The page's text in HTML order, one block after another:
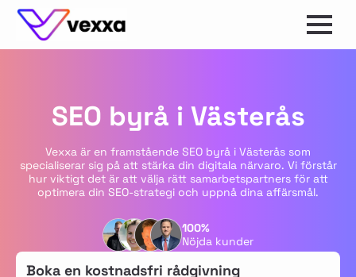
SEO byrå i Västerås
Vexxa är en framstående SEO byrå i Västerås som
specialiserar sig på att stärka din digitala närvaro. Vi förstår
hur viktigt det är att välja rätt samarbetspartners för att
optimera din SEO-strategi och uppnå dina affärsmål.
100%
Nöjda kunder
Boka en kostnadsfri rådgivning